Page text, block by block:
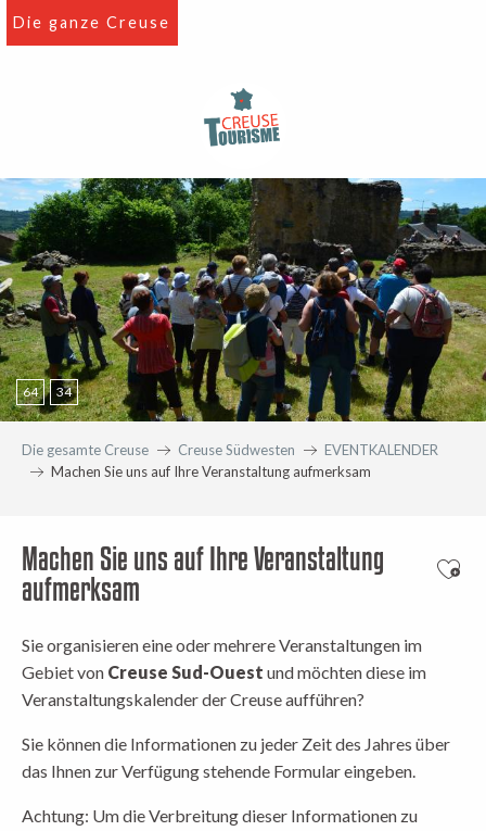
Aller
Die ganze Creuse
64 34
Die gesamte Creuse Creuse Südwesten
EVENTKALENDER
Machen Sie uns auf Ihre Veranstaltung aufmerksam
Machen Sie uns auf Ihre Veranstaltung
aufmerksam
Sie organisieren eine oder mehrere Veranstaltungen im
Gebiet von Creuse Sud-Ouest und möchten diese im
Veranstaltungskalender der Creuse aufführen?
Sie können die Informationen zu jeder Zeit des Jahres über
das Ihnen zur Verfügung stehende Formular eingeben.
Achtung: Um die Verbreitung dieser Informationen zu